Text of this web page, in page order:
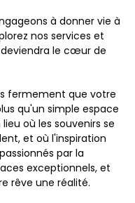
à donner vie à
nos services et
le cœur de
fermement que votre
qu'un simple espace
où les souvenirs se
et où l'inspiration
par la
exceptionnels, et
rêve une réalité.